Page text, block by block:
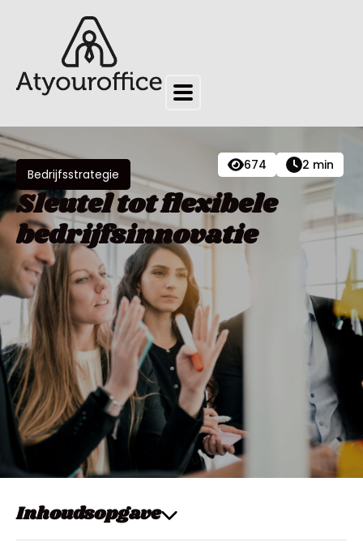
674 2 min
Bedrijfsstrategie
Sleutel tot flexibele
bedrijfsinnovatie
Inhoudsopgave